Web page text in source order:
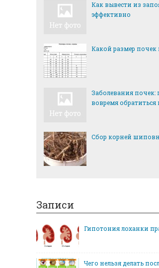
Как вывести из
эффективно
Какой размер почек
Заболевания
вовремя обратиться
Сбор корней
Записи
Гипотония лоханки
Чего нельзя делать